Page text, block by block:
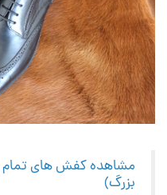
مشاهده کفش های تمام
بزرگ)